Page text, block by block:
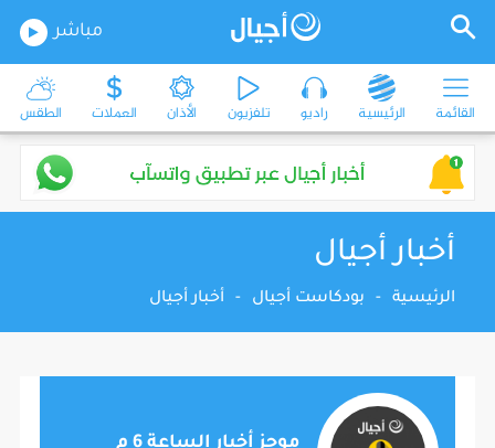
مباشر
القائمة الرئيسية راديو تلفزيون الأذان العملات الطقس
أخبار أجيال
الرئيسية - بودكاست أجيال - أخبار أجيال
موجز أخبار الساعة 6 م